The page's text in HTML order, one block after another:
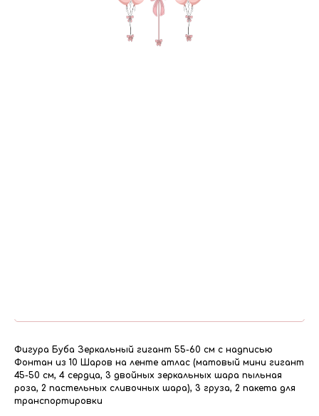
Фигура Буба Зеркальный гигант 55-60 см с надписью
Фонтан из 10 Шаров на ленте атлас (матовый мини гигант
45-50 см, 4 сердца, 3 двойных зеркальных шара пыльная
роза, 2 пастельных сливочных шара), 3 груза, 2 пакета для
транспортировки